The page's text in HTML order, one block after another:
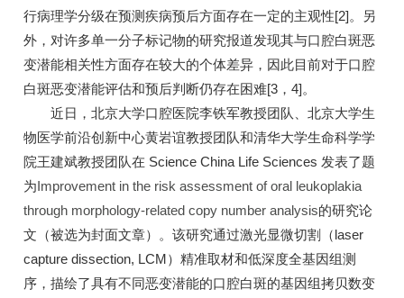
行病理学分级在预测疾病预后方面存在一定的主观性[2]。另
外，对许多单一分子标记物的研究报道发现其与口腔白斑恶
变潜能相关性方面存在较大的个体差异，因此目前对于口腔
白斑恶变潜能评估和预后判断仍存在困难[3，4]。
近日，北京大学口腔医院李铁军教授团队、北京大学生
物医学前沿创新中心黄岩谊教授团队和清华大学生命科学学
院王建斌教授团队在 Science China Life Sciences 发表了题
为Improvement in the risk assessment of oral leukoplakia
through morphology-related copy number analysis的研究论
文（被选为封面文章）。该研究通过激光显微切割（laser
capture dissection, LCM）精准取材和低深度全基因组测
序，描绘了具有不同恶变潜能的口腔白斑的基因组拷贝数变